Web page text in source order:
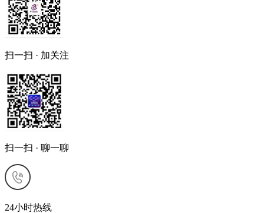
扫一扫 · 加关注
扫一扫 · 聊一聊
24小时热线